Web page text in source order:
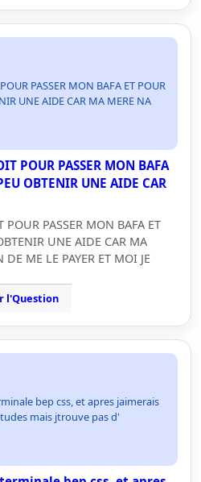
PASSER MON BAFA ET POUR
UNE AIDE CAR MA MERE NA
POUR PASSER MON BAFA
OBTENIR UNE AIDE CAR
POUR PASSER MON BAFA ET
UNE AIDE CAR MA
DE ME LE PAYER ET MOI JE
l'Question
bep css, et apres jaimerais
mais jtrouve pas d'